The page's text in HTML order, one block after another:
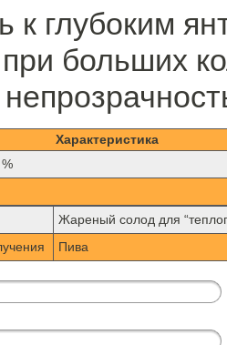
к глубоким
при больших
Характеристика
Жареный солод для
Пива